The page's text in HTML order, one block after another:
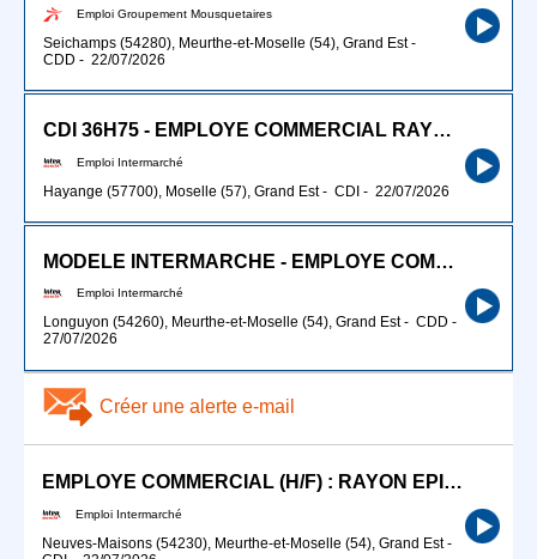
Emploi Groupement Mousquetaires
Seichamps (54280), Meurthe-et-Moselle (54), Grand Est-
CDD - 22/07/2026
CDI 36H75 - EMPLOYE COMMERCIAL RAYON FRAIS (H/F)
Emploi Intermarché
Hayange (57700), Moselle (57), Grand Est- CDI - 22/07/2026
MODELE INTERMARCHE - EMPLOYE COMMERCIAL (H/F)
Emploi Intermarché
Longuyon (54260), Meurthe-et-Moselle (54), Grand Est- CDD -
27/07/2026
Créer une alerte e-mail
EMPLOYE COMMERCIAL (H/F) : RAYON EPICERIE
Emploi Intermarché
Neuves-Maisons (54230), Meurthe-et-Moselle (54), Grand Est-